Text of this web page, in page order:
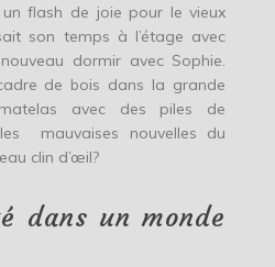
flash de joie pour le vieux
son temps à l’étage avec
dormir avec Sophie.
de bois dans la grande
avec des piles de
mauvaises nouvelles du
clin d’œil?
dans un monde